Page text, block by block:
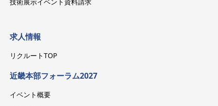
技術展示イベント資料請求
求人情報
リクルートTOP
近畿本部フォーラム2027
イベント概要